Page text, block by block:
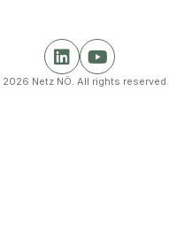
Netz NÖ. All rights reserved.